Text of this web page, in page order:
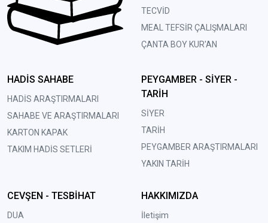
TECVİD
MEAL TEFSİR ÇALIŞMALARI
ÇANTA BOY KUR'AN
HADİS SAHABE
HADİS ARAŞTIRMALARI
SAHABE VE ARAŞTIRMALARI
KARTON KAPAK
TAKIM HADİS SETLERİ
PEYGAMBER - SİYER -
TARİH
SİYER
TARİH
PEYGAMBER ARAŞTIRMALARI
YAKIN TARİH
CEVŞEN - TESBİHAT
DUA
HAKKIMIZDA
İletişim